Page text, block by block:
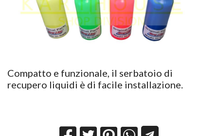
​Compatto e funzionale, il serbatoio di
recupero liquidi è di facile installazione.